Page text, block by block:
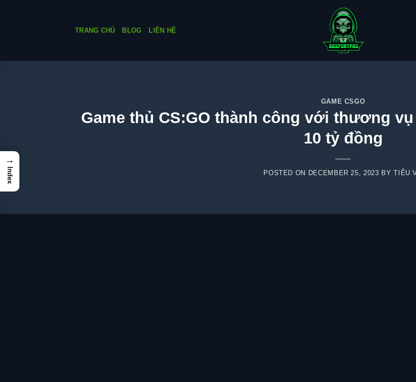
TRANG CHỦ BLOG LIÊN HỆ
GAME CSGO
Game thủ CS:GO thành công với thương
10 tỷ đồng
POSTED ON DECEMBER 25, 2023 BYTIỂU
→
Index